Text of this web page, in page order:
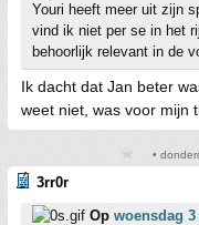
Youri heeft meer uit zijn
vind ik niet per se in het
behoorlijk relevant in de
Ik dacht dat Jan beter
weet niet, was voor mijn
•
3rr0r
Op woensdag